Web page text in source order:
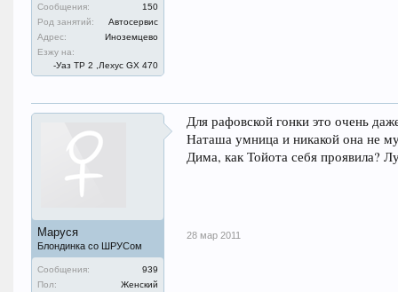
Сообщения:
150
Род занятий:
Автосервис
Адрес:
Иноземцево
Езжу на:
-Уаз ТР 2 ,Лехус GX 470
Маруся
Блондинка со ШРУСом
Сообщения:
939
Пол:
Женский
Для рафовской гонки это очень
Наташа умница и никакой она не
Дима, как Тойота себя проявила?
28 мар 2011